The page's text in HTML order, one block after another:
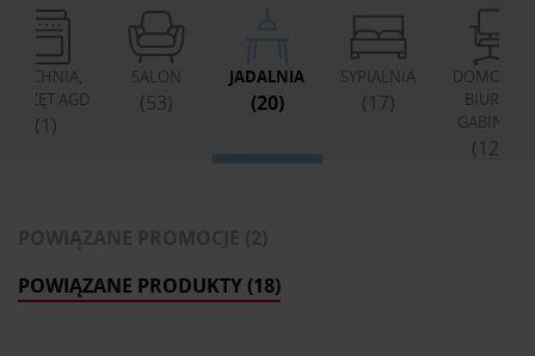
KUCHNIA,
SPRZĘT AGD
(1)
SALON
(53)
JADALNIA
(20)
SYPIALNIA
(17)
DOMOWE
BIURO,
GABINET
(12)
POWIĄZANE PRODUKTY (18)